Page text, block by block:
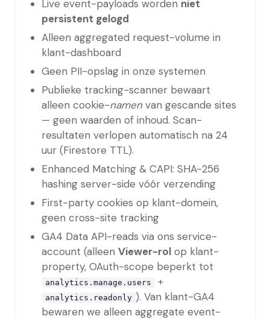
Live event-payloads worden niet
persistent gelogd
Alleen aggregated request-volume in
klant-dashboard
Geen PII-opslag in onze systemen
Publieke tracking-scanner bewaart
alleen cookie-namenvan gescande sites
— geen waarden of inhoud. Scan-
resultaten verlopen automatisch na 24
uur (Firestore TTL).
Enhanced Matching & CAPI: SHA-256
hashing server-side vóór verzending
First-party cookies op klant-domein,
geen cross-site tracking
GA4 Data API-reads via ons service-
account (alleen Viewer-rol op klant-
property, OAuth-scope beperkt tot
analytics.manage.users +
analytics.readonly ). Van klant-GA4
bewaren we alleen aggregate event-